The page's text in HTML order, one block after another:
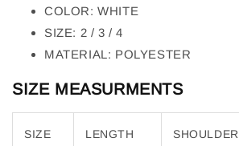
COLOR: WHITE
SIZE: 2 / 3 / 4
MATERIAL: POLYESTER
SIZE MEASURMENTS
SIZE LENGTH SHOULDER